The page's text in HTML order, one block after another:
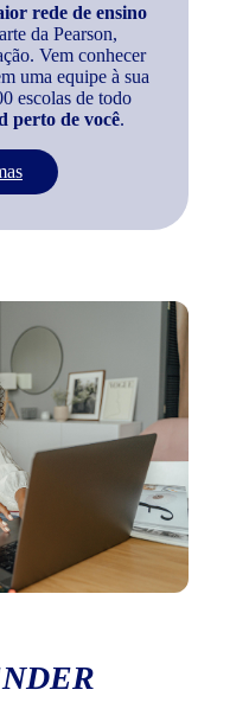
rede de ensino
da Pearson,
Vem conhecer
uma equipe à sua
escolas de todo
perto de você.